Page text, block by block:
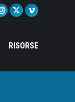
Instagram
opens
new
X
opens
new
Vimeo
opens
new
RISORSE